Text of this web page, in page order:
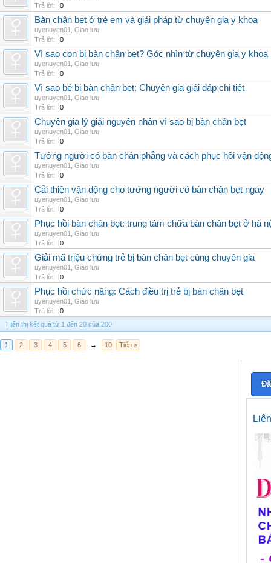
Trả lời:
0
Bàn chân bẹt ở trẻ em và giải pháp từ chuyên gia y khoa
uyenuyen01
Giao lưu
Trả lời:
0
Vì sao con bị bàn chân bẹt? Góc nhìn từ chuyên gia y khoa
uyenuyen01
Giao lưu
Trả lời:
0
Vì sao bé bị bàn chân bẹt: Chuyên gia giải đáp chi tiết
uyenuyen01
Giao lưu
Trả lời:
0
Chuyên gia lý giải nguyên nhân vì sao bị bàn chân bẹt
uyenuyen01
Giao lưu
Trả lời:
0
Tướng người có bàn chân phẳng và cách phục hồi vận
uyenuyen01
Giao lưu
Trả lời:
0
Cải thiện vận động cho tướng người có bàn chân bẹt ngay
uyenuyen01
Giao lưu
Trả lời:
0
Phục hồi bàn chân bẹt: trung tâm chữa bàn chân bẹt ở hà
uyenuyen01
Giao lưu
Trả lời:
0
Giải mã triệu chứng trẻ bị bàn chân bẹt cùng chuyên gia
uyenuyen01
Giao lưu
Trả lời:
0
Phục hồi chức năng: Cách điều trị trẻ bị bàn chân bẹt
uyenuyen01
Giao lưu
Trả lời:
0
Hiển thị kết quả từ 1 đến 20 của 200
1 2 3 4 5 6 → 10 Tiếp >